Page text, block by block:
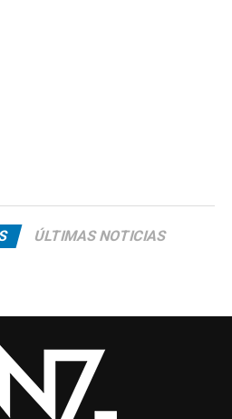
ÚLTIMAS NOTICIAS